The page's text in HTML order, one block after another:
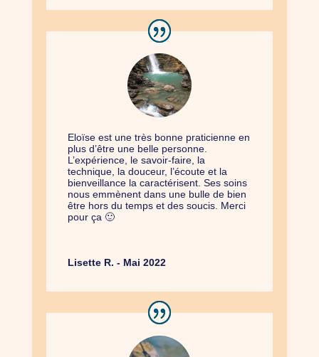
Eloïse est une très bonne praticienne en
plus d’être une belle personne.
L’expérience, le savoir-faire, la
technique, la douceur, l’écoute et la
bienveillance la caractérisent. Ses soins
nous emmènent dans une bulle de bien
être hors du temps et des soucis. Merci
pour ça 🙂
Lisette R. - Mai 2022